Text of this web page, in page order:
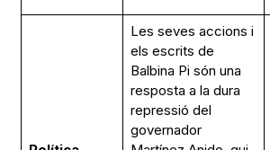
Les seves accions i
els escrits de
Balbina Pi són una
resposta a la dura
repressió del
governador